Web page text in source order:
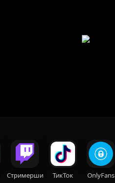
Стримерши ТикТок OnlyFans